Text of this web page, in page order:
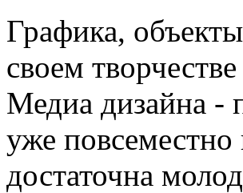
Графика,
своем
Медиа дизайна -
уже
достаточна